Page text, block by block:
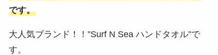
です。
大人気ブランド！！”Surf N Sea ハンドタオル”で
す。